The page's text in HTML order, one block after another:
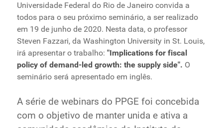
Ministério de Minas e Energia
Ministério da Ciência, Tecnologia, Inovações e
Comunicações
Ministério do Meio Ambiente
Ministério do Turismo
Ministério do Desenvolvimento Regional
Ministério da Mulher, da Família e dos Direitos Humanos
Secretaria-Geral
Universidade Federal do Rio de Janeiro convida a
todos para o seu próximo seminário, a ser realizado
em 19 de junho de 2020. Nesta data, o professor
Steven Fazzari, da Washington University in St. Louis,
irá apresentar o trabalho: "Implications for fiscal
policy of demand-led growth: the supply side". O
seminário será apresentado em inglês.
A série de webinars do PPGE foi concebida
com o objetivo de manter unida e ativa a